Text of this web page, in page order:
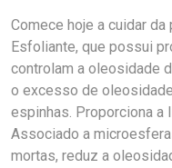
Comece hoje a cuidar
Esfoliante, que possui
controlam a oleosidade
o excesso de
espinhas. Proporciona a
Associado a
mortas, reduz a